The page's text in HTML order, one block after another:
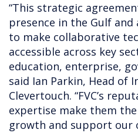
“This strategic
presence in the Gulf
to make collaborative
accessible across key
education, enterprise,
said Ian Parkin, Head of
Clevertouch. “FVC’s
expertise make them
growth and support our